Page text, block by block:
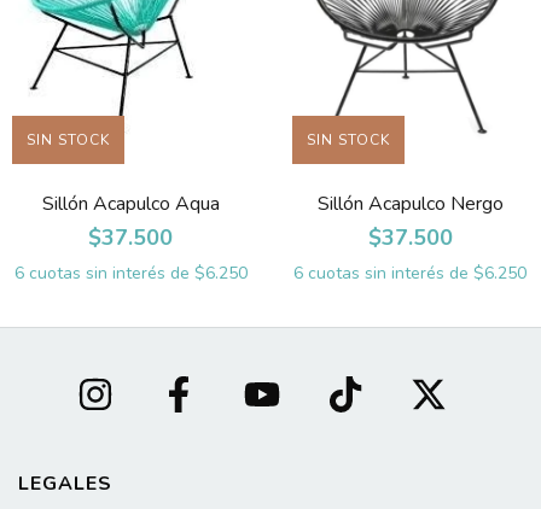
SIN STOCK
Sillón Acapulco Aqua
$37.500
6 cuotas sin interés de $6.250
SIN STOCK
Sillón Acapulco Nergo
$37.500
6 cuotas sin interés de$6.250
LEGALES